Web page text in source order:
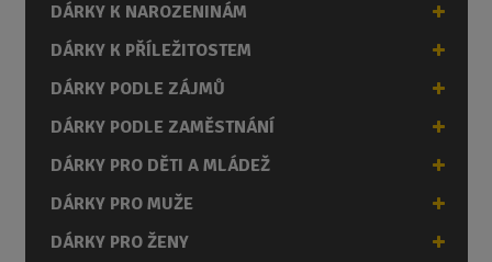
DÁRKY K NAROZENINÁM
DÁRKY K PŘÍLEŽITOSTEM
DÁRKY PODLE ZÁJMŮ
DÁRKY PODLE ZAMĚSTNÁNÍ
DÁRKY PRO DĚTI A MLÁDEŽ
DÁRKY PRO MUŽE
DÁRKY PRO ŽENY